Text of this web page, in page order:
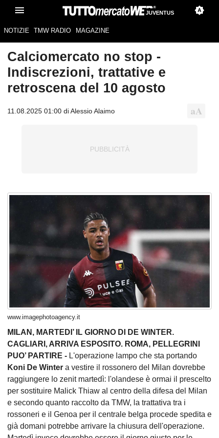
JUVENTUS
NOTIZIE TMW RADIO MAGAZINE
Calciomercato no stop -
Indiscrezioni, trattative e
retroscena del 10 agosto
11.08.2025 01:00 di Alessio Alaimo
www.imagephotoagency.it
MILAN, MARTEDI’ IL GIORNO DI DE WINTER.
CAGLIARI, ARRIVA ESPOSITO. ROMA, PELLEGRINI
PUO’ PARTIRE - L'operazione lampo che sta portando
Koni De Winter a vestire il rossonero del Milan dovrebbe
raggiungere lo zenit martedì: l'olandese è ormai il prescelto
per sostituire Malick Thiaw al centro della difesa del Milan
e secondo quanto raccolto da TMW, la trattativa tra i
rossoneri e il Genoa per il centrale belga procede spedita e
già domani potrebbe arrivare la chiusura dell'operazione.